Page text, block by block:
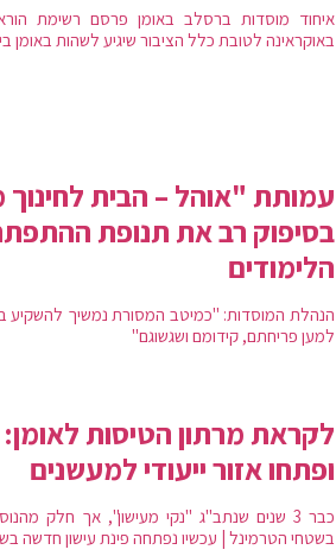
איחוד מוסדות ברסלב באומן פרסם רשימת
באוקראינה לטובת כלל הציבור שיגיע לשהות
עמותת "אוהל – הבית
בסיפוק רב את תנופת
הלימודים
הנהלת המוסדות: "כמיטב המסורת נמשיך להשקיע
למען פריחתם, קידומם ושגשוגם"
לקראת מרתון הטיסות לאומן:
ופתחו אזור ייעודי למעשנים
כבר 3 שנים שנתב"ג "נקי מעישון", אך חלק
בשטחי הטרמינל | עכשיו נפתחה פינת עישון חדשה